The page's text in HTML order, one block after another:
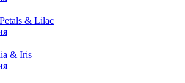
& Lilac
& Iris